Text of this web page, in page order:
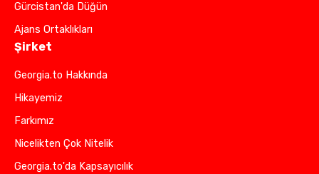
Gürcistan'da Düğün
Ajans Ortaklıkları
Şirket
Georgia.to Hakkında
Hikayemiz
Farkımız
Nicelikten Çok Nitelik
Georgia.to'da Kapsayıcılık